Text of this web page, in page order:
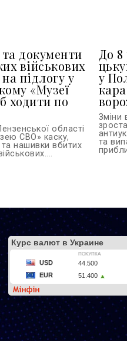
документи
військових
підлогу у
«Музеї
ходити по
області
СВО» каску,
нашивки вбитих
До 8
у
Зміни
та